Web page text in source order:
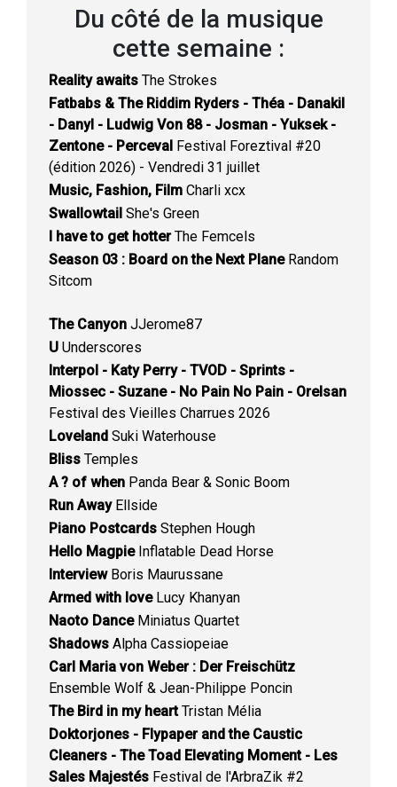
Du côté de la musique
cette semaine :
Reality awaits The Strokes
Fatbabs & The Riddim Ryders - Théa - Danakil
- Danyl - Ludwig Von 88 - Josman - Yuksek -
Zentone - Perceval Festival Foreztival #20
(édition 2026) - Vendredi 31 juillet
Music, Fashion, Film Charli xcx
Swallowtail She's Green
I have to get hotterThe Femcels
Season 03 : Board on the Next PlaneRandom
Sitcom
The Canyon JJerome87
U Underscores
Interpol - Katy Perry - TVOD - Sprints -
Miossec - Suzane - No Pain No Pain - Orelsan
Festival des Vieilles Charrues 2026
Loveland Suki Waterhouse
Bliss Temples
A ? of when Panda Bear & Sonic Boom
Run AwayEllside
Piano Postcards Stephen Hough
Hello MagpieInflatable Dead Horse
InterviewBoris Maurussane
Armed with loveLucy Khanyan
Naoto DanceMiniatus Quartet
Shadows Alpha Cassiopeiae
Carl Maria von Weber : Der Freischütz
Ensemble Wolf & Jean-Philippe Poncin
The Bird in my heartTristan Mélia
Doktorjones - Flypaper and the Caustic
Cleaners - The Toad Elevating Moment - Les
Sales Majestés Festival de l'ArbraZik #2